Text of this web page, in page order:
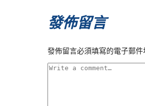
發佈留言
發佈留言必須填寫的電子郵件